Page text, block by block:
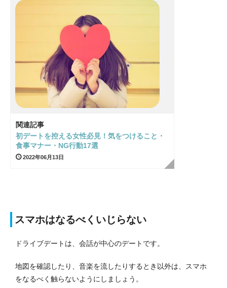
関連記事
初デートを控える女性必見！気をつけること・
食事マナー・NG行動17選
2022年06月13日
スマホはなるべくいじらない
ドライブデートは、会話が中心のデートです。
地図を確認したり、音楽を流したりするとき以外は、スマホ
をなるべく触らないようにしましょう。